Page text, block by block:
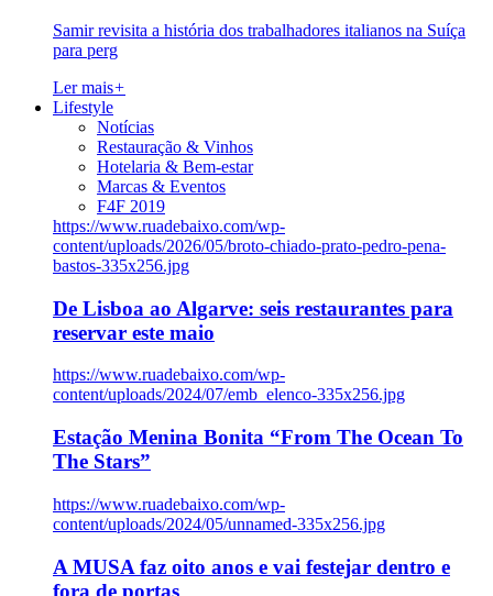
Samir revisita a história dos trabalhadores italianos na Suíça
para perg
Ler mais+
Lifestyle
Notícias
Restauração & Vinhos
Hotelaria & Bem-estar
Marcas & Eventos
F4F 2019
https://www.ruadebaixo.com/wp-
content/uploads/2026/05/broto-chiado-prato-pedro-pena-
bastos-335x256.jpg
De Lisboa ao Algarve: seis restaurantes para
reservar este maio
https://www.ruadebaixo.com/wp-
content/uploads/2024/07/emb_elenco-335x256.jpg
Estação Menina Bonita “From The Ocean To
The Stars”
https://www.ruadebaixo.com/wp-
content/uploads/2024/05/unnamed-335x256.jpg
A MUSA faz oito anos e vai festejar dentro e
fora de portas